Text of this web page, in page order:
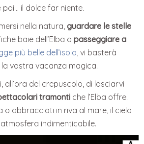
il dolce far niente.
nella natura,guardare le stelle
baie dell’Elba opasseggiare a
più belle dell’isola , vi basterà
vostra vacanza magica.
all’ora del crepuscolo, di lasciarvi
tramonti che l’Elba offre.
o abbracciati in riva al mare, il cielo
indimenticabile.